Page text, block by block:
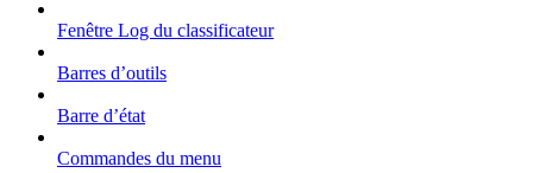
Fenêtre Log du classificateur
Barres d’outils
Barre d’état
Commandes du menu